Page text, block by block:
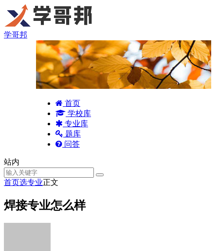
学哥邦
首页
学校库
专业库
题库
问答
站内
首页选专业正文
焊接专业怎么样